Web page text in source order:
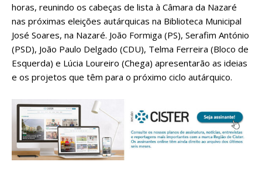
horas, reunindo os cabeças de lista à Câmara da Nazaré
nas próximas eleições autárquicas na Biblioteca Municipal
José Soares, na Nazaré. João Formiga (PS), Serafim António
(PSD), João Paulo Delgado (CDU), Telma Ferreira (Bloco de
Esquerda) e Lúcia Loureiro (Chega) apresentarão as ideias
e os projetos que têm para o próximo ciclo autárquico.